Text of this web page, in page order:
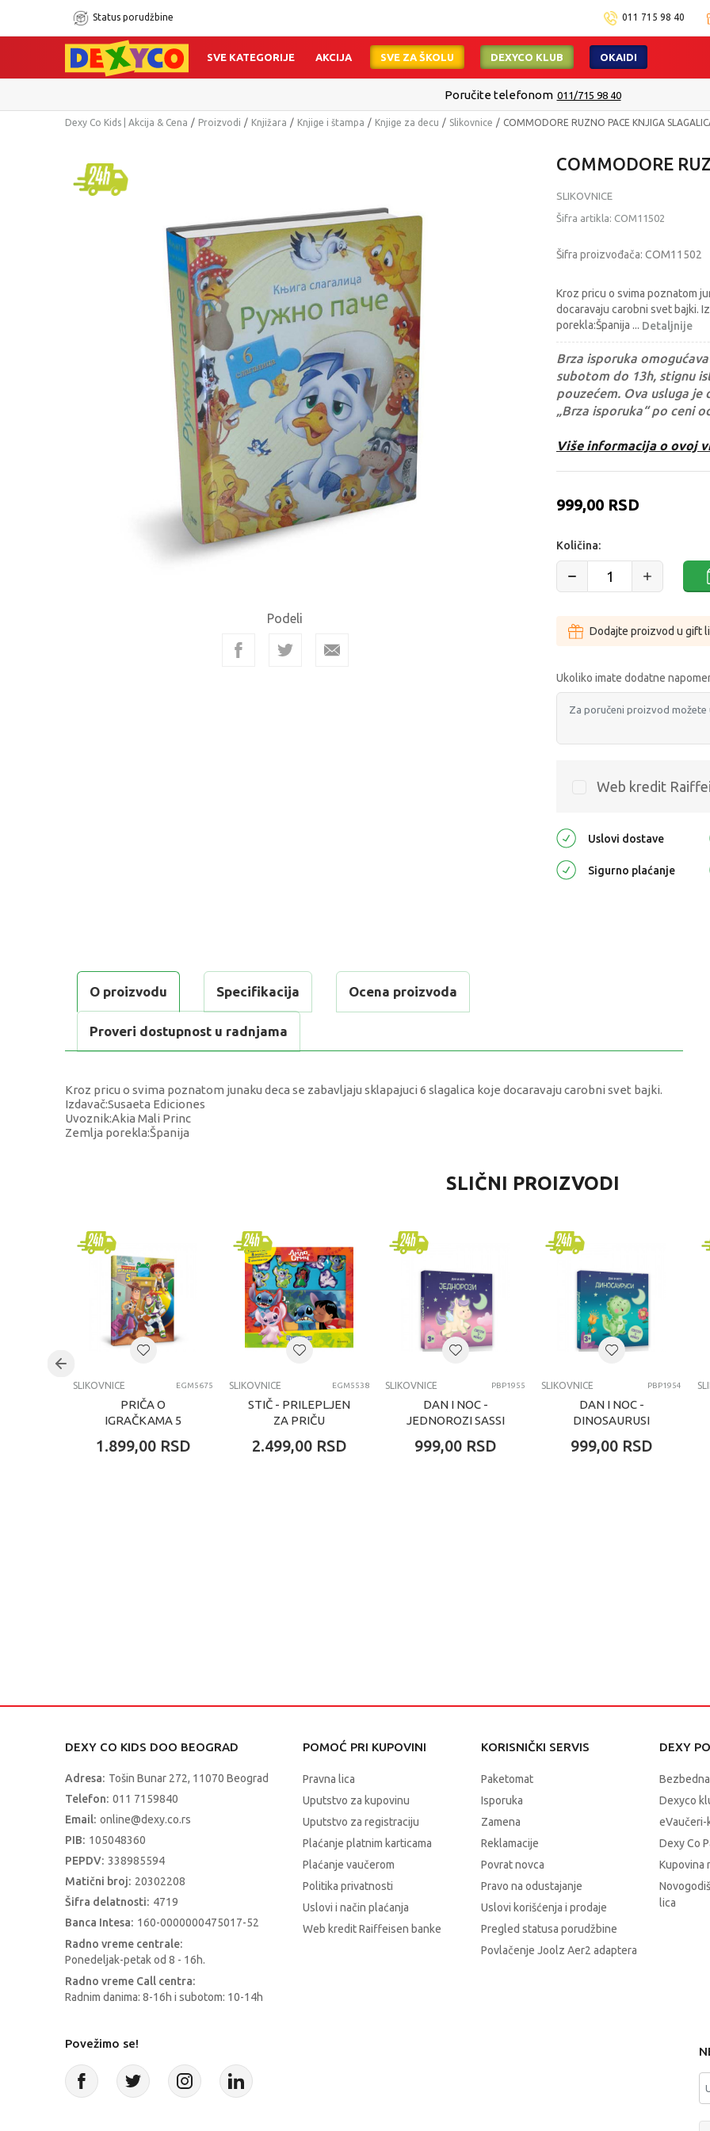
Status porudžbine 011 715 98 40
SVE KATEGORIJE AKCIJA SVE ZA ŠKOLU DEXYCO KLUB OKAIDI
Poručite telefonom 011/715 98 40
Dexy Co Kids | Akcija & Cena Proizvodi Knjižara Knjige i štampa Knjige za decu Slikovnice COMMODORE RUZNO PACE KNJIGA
Podeli
COMMODORE
SLIKOVNICE
Šifra artikla: COM11502
Šifra proizvođača: COM11502
Kroz pricu o svima poznatom
docaravaju carobni svet bajki.
porekla:Španija ... Detaljnije
Brza isporuka
subotom do 13h, stignu
pouzećem. Ova usluga
„Brza isporuka“ po ceni
Više informacija o ovoj
999,00 RSD
Količina:
Dodajte proizvod u gift
Ukoliko imate dodatne
Web kredit
Uslovi dostave
Sigurno plaćanje
O proizvodu Specifikacija Ocena proizvoda
Proveri dostupnost u radnjama
Kroz pricu o svima poznatom junaku deca se zabavljaju sklapajuci 6 slagalica koje docaravaju carobni svet bajki.
Izdavač:Susaeta Ediciones
Uvoznik:Akia Mali Princ
Zemlja porekla:Španija
Brend Commodore knjige
univerzalno
Uzrast 4-6 godina
Kategorija SLIKOVNICE
SLIČNI PROIZVODI
SLIKOVNICE EGM5675
PRIČA O
IGRAČKAMA 5
1.899,00 RSD
SLIKOVNICE EGM5538
STIČ - PRILEPLJEN
ZA PRIČU
2.499,00 RSD
SLIKOVNICE PBP1955
DAN I NOC -
JEDNOROZI SASSI
999,00 RSD
SLIKOVNICE PBP1954
DAN I NOC -
DINOSAURUSI
999,00 RSD
DEXY CO KIDS DOO BEOGRAD
Adresa: Tošin Bunar 272, 11070 Beograd
Telefon: 011 7159840
Email: online@dexy.co.rs
PIB: 105048360
PEPDV: 338985594
Matični broj: 20302208
Šifra delatnosti: 4719
Banca Intesa: 160-0000000475017-52
Radno vreme centrale:
Ponedeljak-petak od 8 - 16h.
Radno vreme Call centra:
Radnim danima: 8-16h i subotom: 10-14h
POMOĆ PRI KUPOVINI
Pravna lica
Uputstvo za kupovinu
Uputstvo za registraciju
Plaćanje platnim karticama
Plaćanje vaučerom
Politika privatnosti
Uslovi i način plaćanja
Web kredit Raiffeisen banke
KORISNIČKI SERVIS
Paketomat
Isporuka
Zamena
Reklamacije
Povrat novca
Pravo na odustajanje
Uslovi korišćenja i prodaje
Pregled statusa porudžbine
Povlačenje Joolz Aer2 adaptera
DEXY
Dexyco
Dexy Co
Kupovina
lica
Povežimo se!